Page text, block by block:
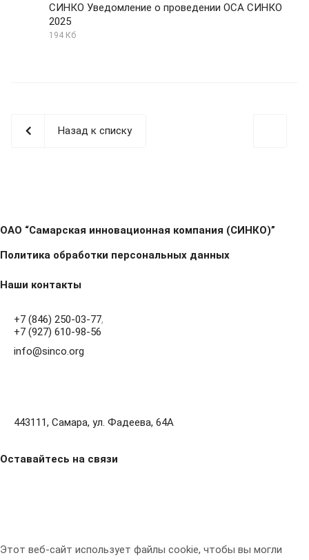
СИНКО Уведомление о проведении ОСА СИНКО
2025
194 Кб
Назад к списку
ОАО “Самарская инновационная компания (СИНКО)”
Политика обработки персональных данных
Наши контакты
+7 (846) 250-03-77,
+7 (927) 610-98-56
info@sinco.org
443111, Самара, ул. Фадеева, 64А
Оставайтесь на связи
Этот веб-сайт использует файлы cookie, чтобы вы могли